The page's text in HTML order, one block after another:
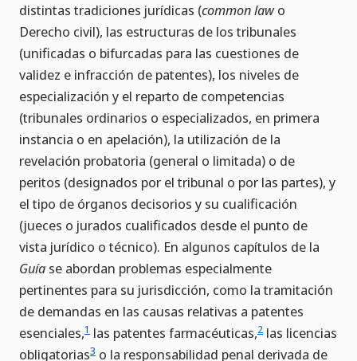
distintas tradiciones jurídicas (common lawo
Derecho civil), las estructuras de los tribunales
(unificadas o bifurcadas para las cuestiones de
validez e infracción de patentes), los niveles de
especialización y el reparto de competencias
(tribunales ordinarios o especializados, en primera
instancia o en apelación), la utilización de la
revelación probatoria (general o limitada) o de
peritos (designados por el tribunal o por las partes), y
el tipo de órganos decisorios y su cualificación
(jueces o jurados cualificados desde el punto de
vista jurídico o técnico). En algunos capítulos de la
Guía se abordan problemas especialmente
pertinentes para su jurisdicción, como la tramitación
de demandas en las causas relativas a patentes
esenciales,1 las patentes farmacéuticas,2 las licencias
obligatorias3 o la responsabilidad penal derivada de